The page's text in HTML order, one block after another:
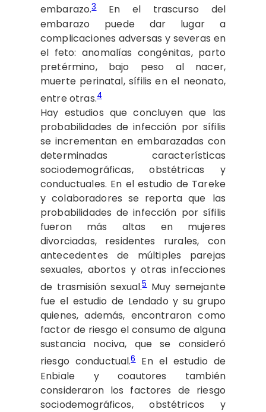
embarazo.3En el trascurso del
embarazo puede dar lugar a
complicaciones adversas y severas en
el feto: anomalías congénitas, parto
pretérmino, bajo peso al nacer,
muerte perinatal, sífilis en el neonato,
entre otras.4
Hay estudios que concluyen que las
probabilidades de infección por sífilis
se incrementan en embarazadas con
determinadas características
sociodemográficas, obstétricas y
conductuales. En el estudio de Tareke
y colaboradores se reporta que las
probabilidades de infección por sífilis
fueron más altas en mujeres
divorciadas, residentes rurales, con
antecedentes de múltiples parejas
sexuales, abortos y otras infecciones
de trasmisión sexual.5Muy semejante
fue el estudio de Lendado y su grupo
quienes, además, encontraron como
factor de riesgo el consumo de alguna
sustancia nociva, que se consideró
riesgo conductual.6En el estudio de
Enbiale y coautores también
consideraron los factores de riesgo
sociodemográficos, obstétricos y